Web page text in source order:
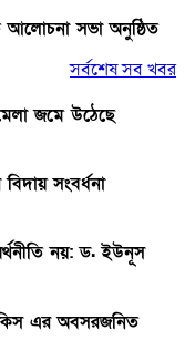
সভা অনুষ্ঠিত
সর্বশেষ সব খবর
জমে উঠেছে
সংবর্ধনা
নয়: ড. ইউনূস
এর অবসরজনিত